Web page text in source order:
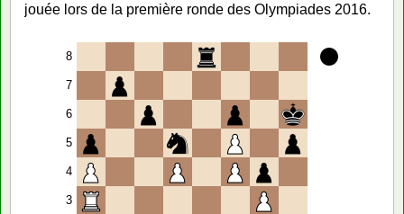
jouée lors de la première ronde des Olympiades 2016.
8
7
6
5
4
3